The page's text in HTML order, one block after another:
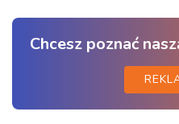
Chcesz poznać